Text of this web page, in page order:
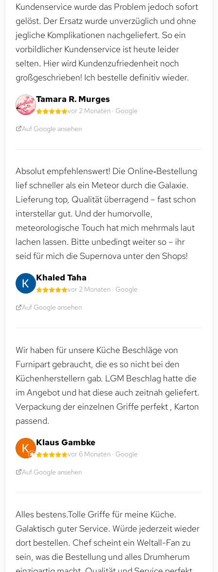
Kundenservice wurde das Problem jedoch sofort
gelöst. Der Ersatz wurde unverzüglich und ohne
jegliche Komplikationen nachgeliefert. So ein
vorbildlicher Kundenservice ist heute leider
selten. Hier wird Kundenzufriedenheit noch
großgeschrieben! Ich bestelle definitiv wieder.
Tamara R. Murges
vor 2 Monaten · Google
Auf Google ansehen
Absolut empfehlenswert! Die Online‑Bestellung
lief schneller als ein Meteor durch die Galaxie.
Lieferung top, Qualität überragend – fast schon
interstellar gut. Und der humorvolle,
meteorologische Touch hat mich mehrmals laut
lachen lassen. Bitte unbedingt weiter so – ihr
seid für mich die Supernova unter den Shops!
Khaled Taha
vor 2 Monaten · Google
Auf Google ansehen
Wir haben für unsere Küche Beschläge von
Furnipart gebraucht, die es so nicht bei den
Küchenherstellern gab. LGM Beschlag hatte die
im Angebot und hat diese auch zeitnah geliefert.
Verpackung der einzelnen Griffe perfekt , Karton
passend.
Klaus Gambke
vor 6 Monaten · Google
Auf Google ansehen
Alles bestens.Tolle Griffe für meine Küche.
Galaktisch guter Service. Würde jederzeit wieder
dort bestellen. Chef scheint ein Weltall-Fan zu
sein, was die Bestellung und alles Drumherum